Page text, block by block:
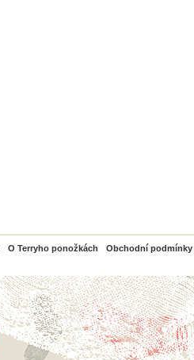
O Terryho ponožkách Obchodní podmínky
PayPal